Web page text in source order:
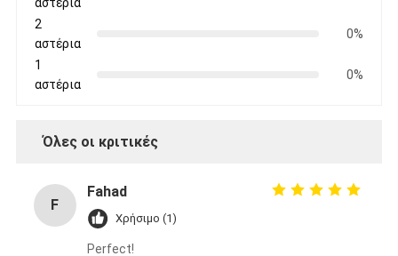
2
αστέρια
0%
1
αστέρια
0%
Όλες οι κριτικές
F
Fahad
Χρήσιμο (1)
Perfect!